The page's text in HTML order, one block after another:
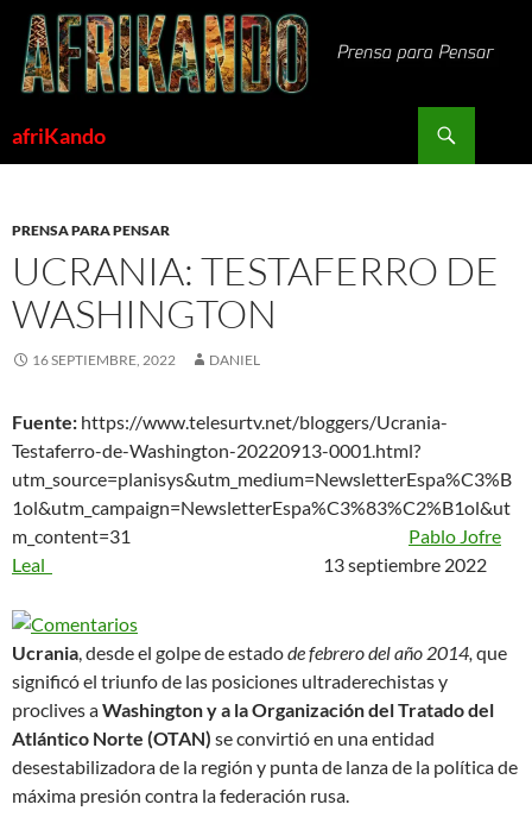
Saltar
contenido
afriKando
PRENSA PARA PENSAR
UCRANIA: TESTAFERRO DE
WASHINGTON
16 SEPTIEMBRE, 2022 DANIEL
Fuente: https://www.telesurtv.net/bloggers/Ucrania-
Testaferro-de-Washington-20220913-0001.html?
utm_source=planisys&utm_medium=NewsletterEspa%C3%B
1ol&utm_campaign=NewsletterEspa%C3%83%C2%B1ol&ut
m_content=31 Pablo Jofre
Leal
13 septiembre 2022
Ucrania , desde el golpe de estadode febrero del año 2014, que
significó el triunfo de las posiciones ultraderechistas y
proclives aWashington y a la Organización del Tratado del
Atlántico Norte (OTAN) se convirtió en una entidad
desestabilizadora de la región y punta de lanza de la política de
máxima presión contra la federación rusa.